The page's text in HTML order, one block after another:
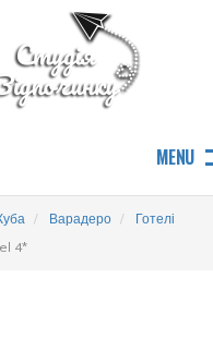
MENU
Варадеро
Готелі
4*